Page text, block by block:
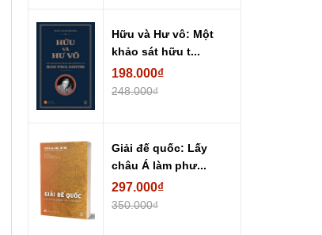
Hữu và Hư vô: Một
khảo sát hữu t...
198.000₫
248.000₫
Giải đế quốc: Lấy
châu Á làm phư...
297.000₫
350.000₫